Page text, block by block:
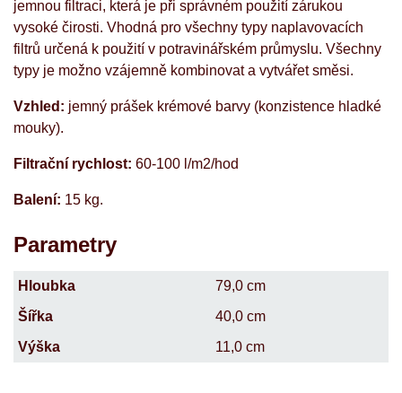
jemnou filtraci, která je při správném použití zárukou
vysoké čirosti. Vhodná pro všechny typy naplavovacích
filtrů určená k použití v potravinářském průmyslu. Všechny
typy je možno vzájemně kombinovat a vytvářet směsi.
Vzhled: jemný prášek krémové barvy (konzistence hladké
mouky).
Filtrační rychlost: 60-100 l/m2/hod
Balení: 15 kg.
Parametry
Hloubka
79,0 cm
Šířka
40,0 cm
Výška
11,0 cm